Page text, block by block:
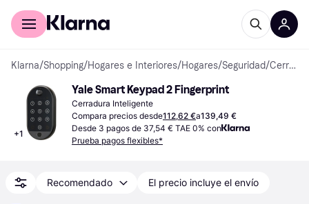
Comprar con Klarna
Klarna/Shopping/Hogares e Interiores/Hogares/Seguridad/ Cerraduras con Teclado
+1
Yale Smart Keypad 2 Fingerprint
Cerradura Inteligente
Compara precios desde112,62 €a139,49 €
Desde 3 pagos de 37,54 € TAE 0% con
Prueba pagos flexibles*
Recomendado El precio incluye el envío